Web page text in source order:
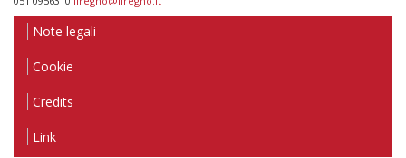
Note legali
Cookie
Credits
Link